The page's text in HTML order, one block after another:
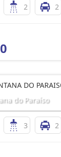
2 2
DO
do Paraíso
3 2